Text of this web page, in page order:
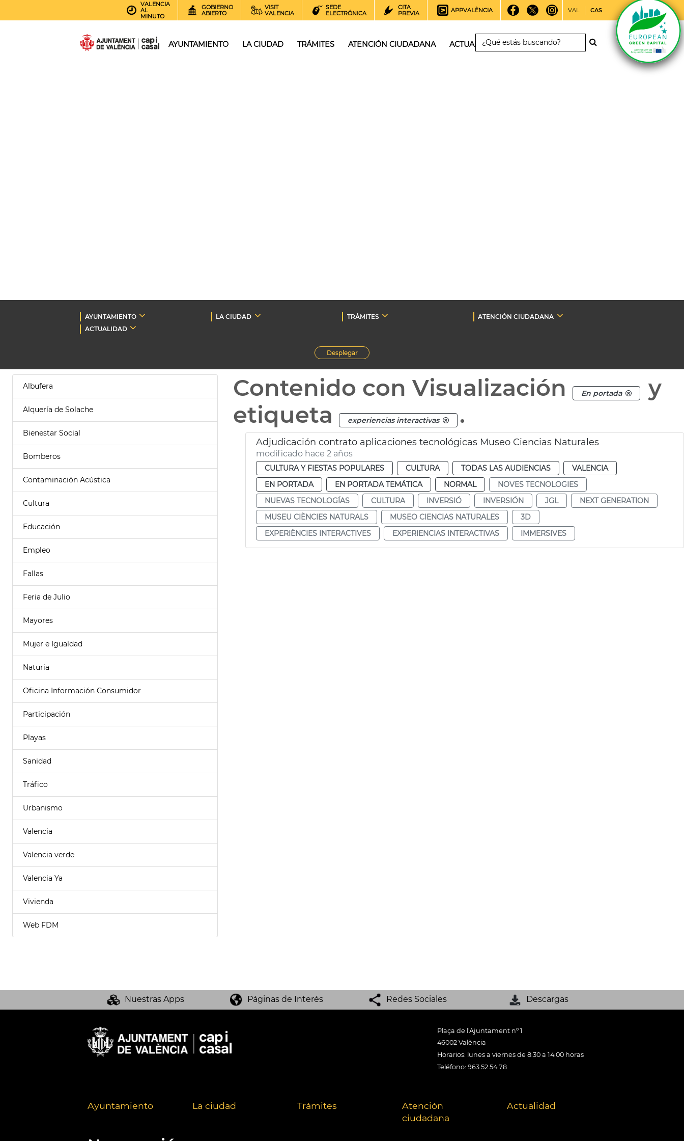
VALENCIA
AL
MINUTO
GOBIERNO
ABIERTO
VISIT
VALENCIA
SEDE
ELECTRÓNICA
CITA
PREVIA
APPVALÈNCIA VAL CAS
AYUNTAMIENTO LA CIUDAD TRÁMITES ATENCIÓN CIUDADANA ACTUALIDAD
AYUNTAMIENTO LA CIUDAD TRÁMITES
ATENCIÓN CIUDADANA
ACTUALIDAD
Desplegar
Albufera
Alquería de Solache
Bienestar Social
Bomberos
Contaminación Acústica
Cultura
Educación
Empleo
Fallas
Feria de Julio
Mayores
Mujer e Igualdad
Naturia
Oficina Información Consumidor
Participación
Playas
Sanidad
Tráfico
Urbanismo
Valencia
Valencia verde
Valencia Ya
Vivienda
Web FDM
Contenido con Visualización En portada
y
etiqueta
experiencias interactivas .
Adjudicación contrato aplicaciones tecnológicas Museo Ciencias Naturales
modificado hace 2 años
CULTURA Y FIESTAS POPULARES CULTURA TODAS LAS AUDIENCIAS
VALENCIA
EN PORTADA
EN PORTADA TEMÁTICA NORMAL
NOVES TECNOLOGIES
NUEVAS TECNOLOGÍAS
CULTURA INVERSIÓ INVERSIÓN JGL
NEXT GENERATION
MUSEU CIÈNCIES NATURALS
MUSEO CIENCIAS NATURALES
3D
EXPERIÈNCIES INTERACTIVES
EXPERIENCIAS INTERACTIVAS IMMERSIVES
Nuestras Apps Páginas de Interés Redes Sociales Descargas
Plaça de l'Ajuntament nº 1
46002 València
Horarios: lunes a viernes de 8:30 a 14:00 horas
Teléfono: 963 52 54 78
Ayuntamiento La ciudad Trámites
Atención
ciudadana
Actualidad